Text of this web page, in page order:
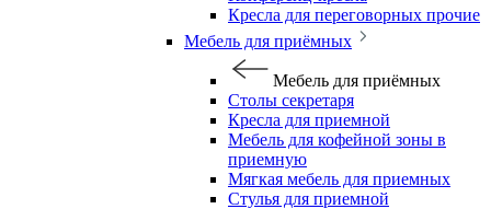
Кресла для переговорных прочие
Мебель для приёмных
Мебель для приёмных
Столы секретаря
Кресла для приемной
Мебель для кофейной зоны в
приемную
Мягкая мебель для приемных
Стулья для приемной